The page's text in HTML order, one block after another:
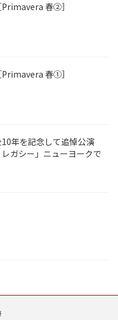
春②］
春①］
年を記念して追悼公演
レガシー」ニューヨークで